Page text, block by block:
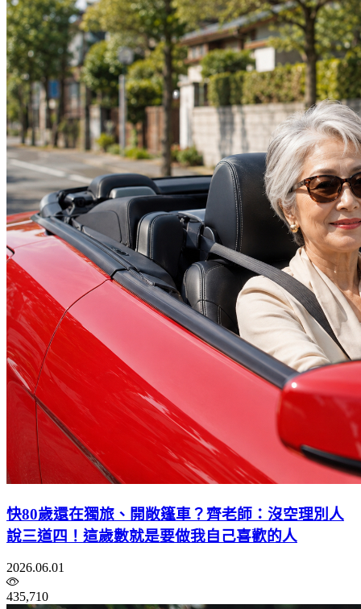
快80歲還在獨旅、開敞篷車？齊老師：沒空理別人
說三道四！這歲數就是要做我自己喜歡的人
2026.06.01
435,710